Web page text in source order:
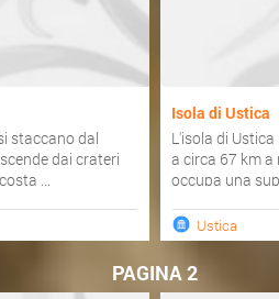
staccano dal
dai crateri
...
Isola di Ustica
L'isola di
a circa 67 km
occupa una
Ustica
PAGINA 2